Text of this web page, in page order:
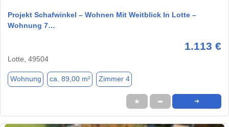
Projekt Schafwinkel – Wohnen Mit Weitblick In Lotte –
Wohnung 7…
1.113 €
Lotte, 49504
Wohnung ca. 89,00 m² Zimmer 4
★ ➦ ➜